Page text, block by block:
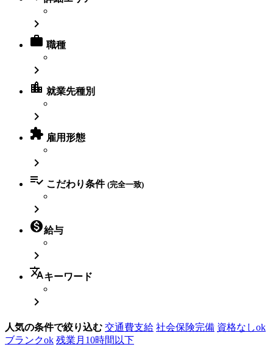

 職種

location_city 就業先種別

 雇用形態

 こだわり条件 (完全一致)

給与

translateキーワード

人気の条件で絞り込む 交通費支給 社会保険完備 資格なしok
ブランクok 残業月10時間以下